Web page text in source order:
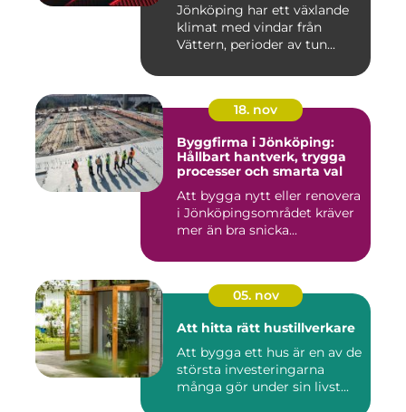
Jönköping har ett växlande
klimat med vindar från
Vättern, perioder av tun...
18. nov
Byggfirma i Jönköping:
Hållbart hantverk, trygga
processer och smarta val
Att bygga nytt eller renovera
i Jönköpingsområdet kräver
mer än bra snicka...
05. nov
Att hitta rätt hustillverkare
Att bygga ett hus är en av de
största investeringarna
många gör under sin livst...